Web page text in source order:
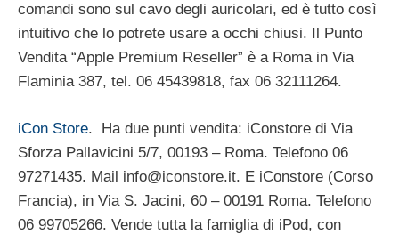
comandi sono sul cavo degli auricolari, ed è tutto così
intuitivo che lo potrete usare a occhi chiusi. Il Punto
Vendita “Apple Premium Reseller” è a Roma in Via
Flaminia 387, tel. 06 45439818, fax 06 32111264.
iCon Store. Ha due punti vendita: iConstore di Via
Sforza Pallavicini 5/7, 00193 – Roma. Telefono 06
97271435. Mail info@iconstore.it. E iConstore (Corso
Francia), in Via S. Jacini, 60 – 00191 Roma. Telefono
06 99705266. Vende tutta la famiglia di iPod, con